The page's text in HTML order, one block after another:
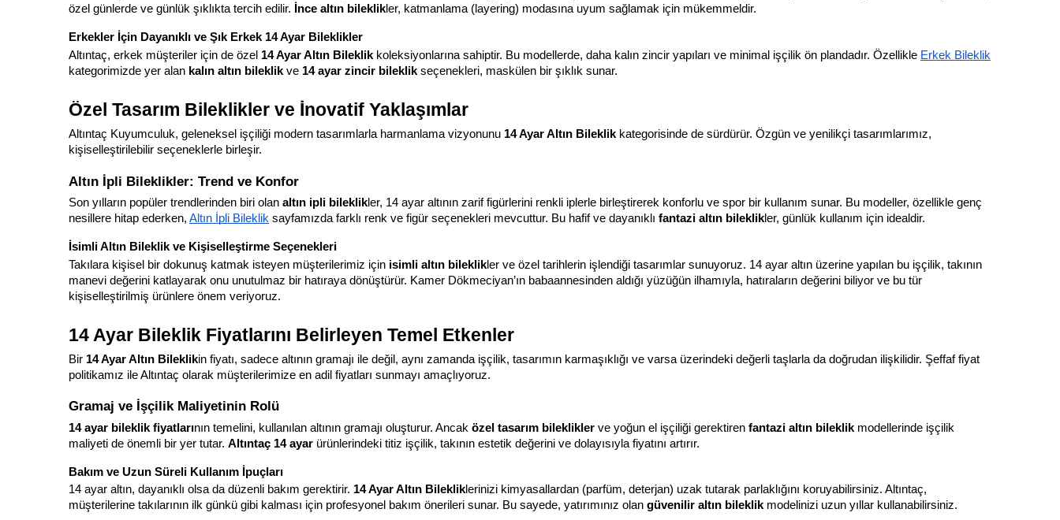
özel günlerde ve günlük şıklıkta tercih edilir.
İnce altın bileklikler, katmanlama (layering) modasına uyum sağlamak için mükemmeldir.
Erkekler İçin Dayanıklı ve Şık Erkek 14 Ayar Bileklikler
Altıntaç, erkek müşteriler için de özel 14 Ayar Altın Bileklik koleksiyonlarına sahiptir. Bu modellerde, daha kalın zincir yapıları ve minimal işçilik ön plandadır. Özellikle Erkek Bileklik
kategorimizde yer alan kalın altın bileklik ve 14 ayar zincir bileklik seçenekleri, maskülen bir şıklık sunar.
Özel Tasarım Bileklikler ve İnovatif Yaklaşımlar
Altıntaç Kuyumculuk, geleneksel işçiliği modern tasarımlarla harmanlama vizyonunu 14 Ayar Altın Bileklik kategorisinde de sürdürür. Özgün ve yenilikçi tasarımlarımız,
kişiselleştirilebilir seçeneklerle birleşir.
Altın İpli Bileklikler: Trend ve Konfor
Son yılların popüler trendlerinden biri olan altın ipli bileklikler, 14 ayar altının zarif figürlerini renkli iplerle birleştirerek konforlu ve spor bir kullanım sunar. Bu modeller, özellikle genç
nesillere hitap ederken, Altın İpli Bileklik sayfamızda farklı renk ve figür seçenekleri mevcuttur. Bu hafif ve dayanıklı fantazi altın bileklikler, günlük kullanım için idealdir.
İsimli Altın Bileklik ve Kişiselleştirme Seçenekleri
Takılara kişisel bir dokunuş katmak isteyen müşterilerimiz için isimli altın bileklikler ve özel tarihlerin işlendiği tasarımlar sunuyoruz. 14 ayar altın üzerine yapılan bu işçilik, takının
manevi değerini katlayarak onu unutulmaz bir hatıraya dönüştürür. Kamer Dökmeciyan’ın babaannesinden aldığı yüzüğün ilhamıyla, hatıraların değerini biliyor ve bu tür
kişiselleştirilmiş ürünlere önem veriyoruz.
14 Ayar Bileklik Fiyatlarını Belirleyen Temel Etkenler
Bir 14 Ayar Altın Bileklikin fiyatı, sadece altının gramajı ile değil, aynı zamanda işçilik, tasarımın karmaşıklığı ve varsa üzerindeki değerli taşlarla da doğrudan ilişkilidir. Şeffaf fiyat
politikamız ile Altıntaç olarak müşterilerimize en adil fiyatları sunmayı amaçlıyoruz.
Gramaj ve İşçilik Maliyetinin Rolü
14 ayar bileklik fiyatlarının temelini, kullanılan altının gramajı oluşturur. Ancak özel tasarım bileklikler ve yoğun el işçiliği gerektiren fantazi altın bileklik modellerinde işçilik
maliyeti de önemli bir yer tutar. Altıntaç 14 ayar ürünlerindeki titiz işçilik, takının estetik değerini ve dolayısıyla fiyatını artırır.
Bakım ve Uzun Süreli Kullanım İpuçları
14 ayar altın, dayanıklı olsa da düzenli bakım gerektirir. 14 Ayar Altın Bilekliklerinizi kimyasallardan (parfüm, deterjan) uzak tutarak parlaklığını koruyabilirsiniz. Altıntaç,
müşterilerine takılarının ilk günkü gibi kalması için profesyonel bakım önerileri sunar. Bu sayede, yatırımınız olan güvenilir altın bileklik modelinizi uzun yıllar kullanabilirsiniz.